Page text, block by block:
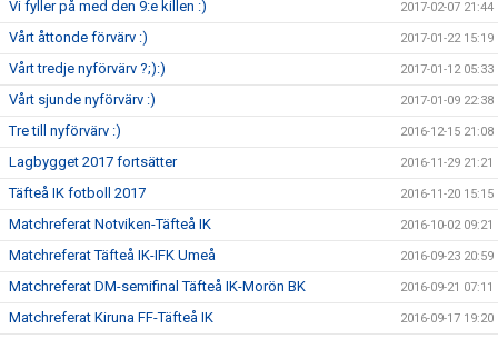
Vi fyller på med den 9:e killen :) 2017-02-07 21:44
Vårt åttonde förvärv :) 2017-01-22 15:19
Vårt tredje nyförvärv ?;):) 2017-01-12 05:33
Vårt sjunde nyförvärv :) 2017-01-09 22:38
Tre till nyförvärv :) 2016-12-15 21:08
Lagbygget 2017 fortsätter 2016-11-29 21:21
Täfteå IK fotboll 2017 2016-11-20 15:15
Matchreferat Notviken-Täfteå IK 2016-10-02 09:21
Matchreferat Täfteå IK-IFK Umeå 2016-09-23 20:59
Matchreferat DM-semifinal Täfteå IK-Morön BK 2016-09-21 07:11
Matchreferat Kiruna FF-Täfteå IK 2016-09-17 19:20